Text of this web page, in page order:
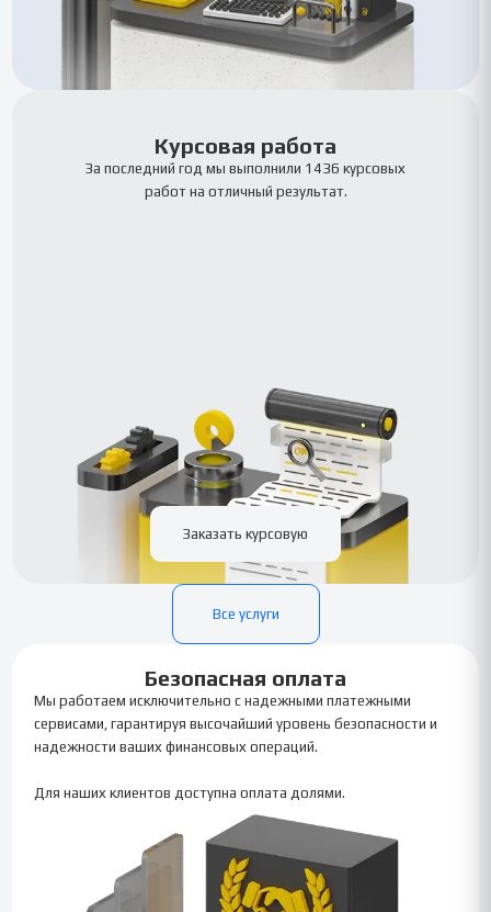
Курсовая работа
За последний год мы выполнили 1436 курсовых
работ на отличный результат.
Заказать курсовую
Все услуги
Безопасная оплата
Мы работаем исключительно с надежными платежными
сервисами, гарантируя высочайший уровень безопасности и
надежности ваших финансовых операций.
Для наших клиентов доступна оплата долями.